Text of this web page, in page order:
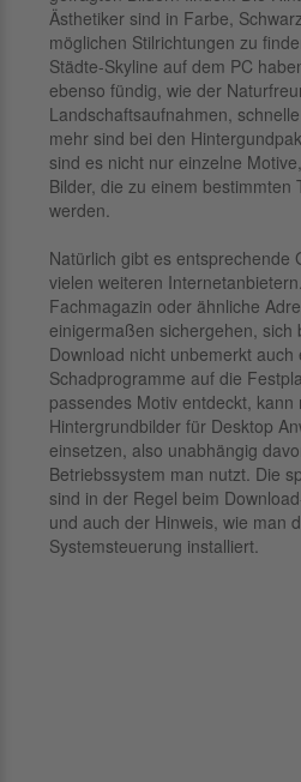
Ästhetiker sind in Farbe,
möglichen Stilrichtungen zu
Städte-Skyline auf dem PC
ebenso fündig, wie der
Landschaftsaufnahmen,
mehr sind bei den
sind es nicht nur einzelne
Bilder, die zu einem
werden.
Natürlich gibt es entsprechende
vielen weiteren
Fachmagazin oder ähnliche
einigermaßen sichergehen, sich
Download nicht unbemerkt
Schadprogramme auf die
passendes Motiv entdeckt, kann
Hintergrundbilder für Desktop
einsetzen, also unabhängig
Betriebssystem man nutzt. Die
sind in der Regel beim
und auch der Hinweis, wie man
Systemsteuerung installiert.